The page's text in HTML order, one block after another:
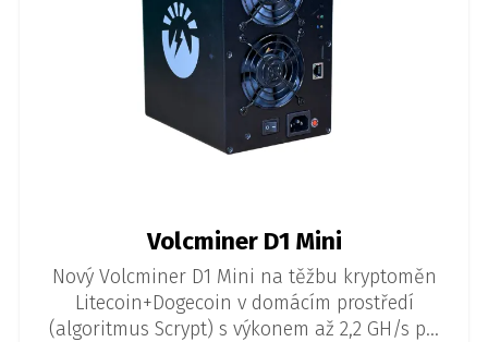
Volcminer D1 Mini
Nový Volcminer D1 Mini na těžbu kryptoměn
Litecoin+Dogecoin v domácím prostředí
(algoritmus Scrypt) s výkonem až 2,2 GH/s při